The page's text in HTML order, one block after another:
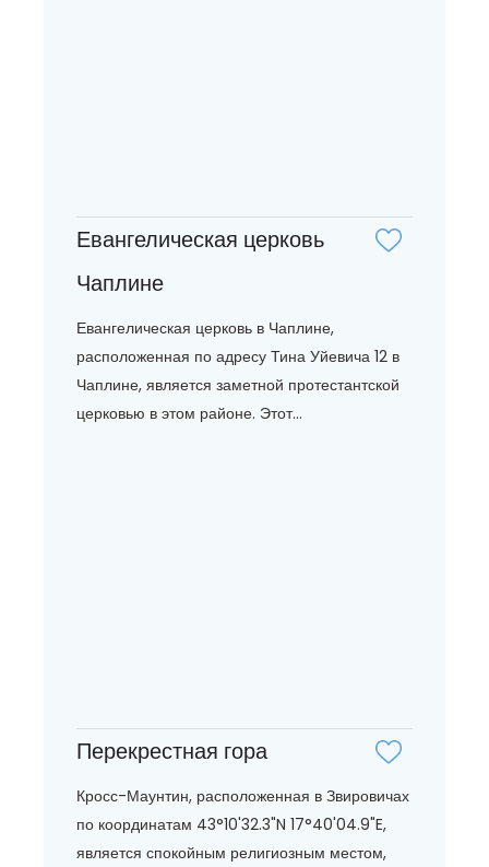
Евангелическая церковь
Чаплине
Евангелическая церковь в Чаплине,
расположенная по адресу Тина Уйевича 12 в
Чаплине, является заметной протестантской
церковью в этом районе. Этот...
Перекрестная гора
Кросс-Маунтин, расположенная в Звировичах
по координатам 43°10'32.3"N 17°40'04.9"E,
является спокойным религиозным местом,